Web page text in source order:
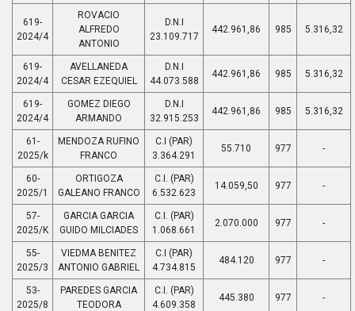
619-
2024/4
ROVACIO
ALFREDO
ANTONIO
D.N.I
23.109.717
442.961,86 985 5.316,32
619-
2024/4
AVELLANEDA
CESAR EZEQUIEL
D.N.I
44.073.588
442.961,86 985 5.316,32
619-
2024/4
GOMEZ DIEGO
ARMANDO
D.N.I
32.915.253
442.961,86 985 5.316,32
61-
2025/k
MENDOZA RUFINO
FRANCO
C.I (PAR)
3.364.291
55.710 977 -
60-
2025/1
ORTIGOZA
GALEANO FRANCO
C.I. (PAR)
6.532.623
14.059,50 977 -
57-
2025/K
GARCIA GARCIA
GUIDO MILCIADES
C.I. (PAR)
1.068.661
2.070.000 977 -
55-
2025/3
VIEDMA BENITEZ
ANTONIO GABRIEL
C.I (PAR)
4.734.815
484.120 977 -
53-
2025/8
PAREDES GARCIA
TEODORA
C.I. (PAR)
4.609.358
445.380 977 -